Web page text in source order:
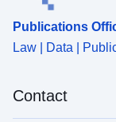
Publications
Law | Data |
Contact